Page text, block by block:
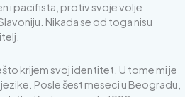
i pacifista, protiv svoje volje
Nikada se od toga nisu
krijem svoj identitet. U tome mi je
Posle šest meseci u Beogradu,